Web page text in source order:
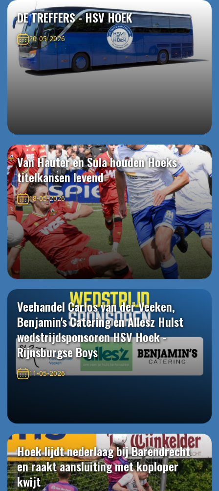
DE TREFFERS - HSV HOEK
20-05-2026
Van Hauter en Sula houden Hoeks
titelkansen levend
18-05-2026
Veehandel Carlos van der Veeken,
Benjamin's Catering en Allesz Hulst
wedstrijdsponsoren HSV Hoek -
Rijnsburgse Boys
11-05-2026
Hoek lijdt nederlaag bij Barendrecht
en raakt aansluiting met koploper
kwijt